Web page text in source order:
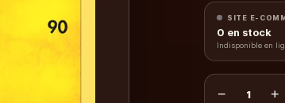
SITE E-
0 en stock
Indisponible en
− 1 +